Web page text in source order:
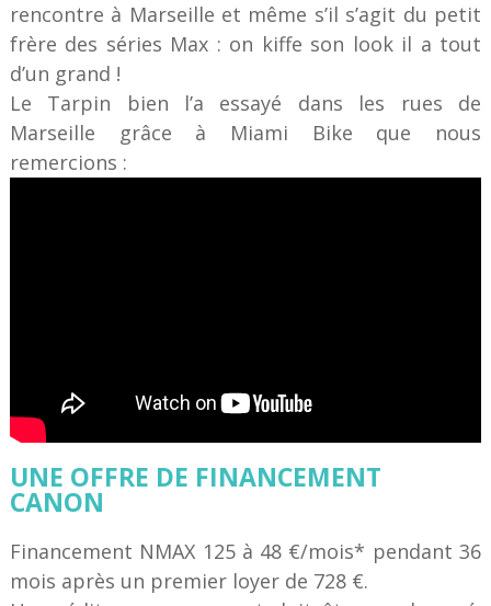
rencontre à Marseille et même s’il s’agit du petit
frère des séries Max : on kiffe son look il a tout
d’un grand !
Le Tarpin bien l’a essayé dans les rues de
Marseille grâce à Miami Bike que nous
remercions :
UNE OFFRE DE FINANCEMENT
CANON
Financement NMAX 125 à 48 €/mois* pendant 36
mois après un premier loyer de 728 €.